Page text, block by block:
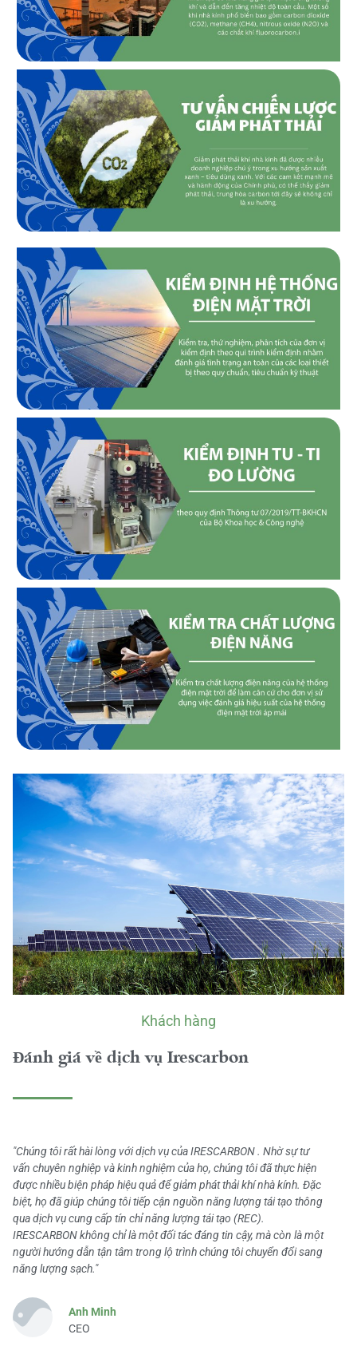
Khách hàng
Đánh giá về dịch vụ Irescarbon
"Chúng tôi rất hài lòng với dịch vụ của IRESCARBON . Nhờ sự tư
vấn chuyên nghiệp và kinh nghiệm của họ, chúng tôi đã thực hiện
được nhiều biện pháp hiệu quả để giảm phát thải khí nhà kính. Đặc
biệt, họ đã giúp chúng tôi tiếp cận nguồn năng lượng tái tạo thông
qua dịch vụ cung cấp tín chỉ năng lượng tái tạo (REC).
IRESCARBON không chỉ là một đối tác đáng tin cậy, mà còn là một
người hướng dẫn tận tâm trong lộ trình chúng tôi chuyển đổi sang
năng lượng sạch."
Anh Minh
CEO